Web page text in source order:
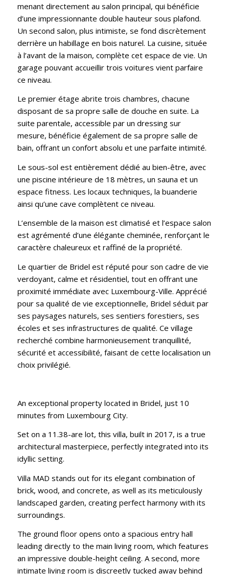
menant directement au salon principal, qui bénéficie
d’une impressionnante double hauteur sous plafond.
Un second salon, plus intimiste, se fond discrètement
derrière un habillage en bois naturel. La cuisine, située
à l’avant de la maison, complète cet espace de vie. Un
garage pouvant accueillir trois voitures vient parfaire
ce niveau.
Le premier étage abrite trois chambres, chacune
disposant de sa propre salle de douche en suite. La
suite parentale, accessible par un dressing sur
mesure, bénéficie également de sa propre salle de
bain, offrant un confort absolu et une parfaite intimité.
Le sous-sol est entièrement dédié au bien-être, avec
une piscine intérieure de 18 mètres, un sauna et un
espace fitness. Les locaux techniques, la buanderie
ainsi qu’une cave complètent ce niveau.
L’ensemble de la maison est climatisé et l’espace salon
est agrémenté d’une élégante cheminée, renforçant le
caractère chaleureux et raffiné de la propriété.
Le quartier de Bridel est réputé pour son cadre de vie
verdoyant, calme et résidentiel, tout en offrant une
proximité immédiate avec Luxembourg-Ville. Apprécié
pour sa qualité de vie exceptionnelle, Bridel séduit par
ses paysages naturels, ses sentiers forestiers, ses
écoles et ses infrastructures de qualité. Ce village
recherché combine harmonieusement tranquillité,
sécurité et accessibilité, faisant de cette localisation un
choix privilégié.
An exceptional property located in Bridel, just 10
minutes from Luxembourg City.
Set on a 11.38-are lot, this villa, built in 2017, is a true
architectural masterpiece, perfectly integrated into its
idyllic setting.
Villa MAD stands out for its elegant combination of
brick, wood, and concrete, as well as its meticulously
landscaped garden, creating perfect harmony with its
surroundings.
The ground floor opens onto a spacious entry hall
leading directly to the main living room, which features
an impressive double-height ceiling. A second, more
intimate living room is discreetly tucked away behind